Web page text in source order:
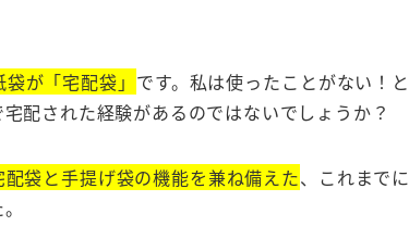
が「宅配袋」 です。私は使ったことがない！と
配された経験があるのではないでしょうか？
配袋と手提げ袋の機能を兼ね備えた、これまでに